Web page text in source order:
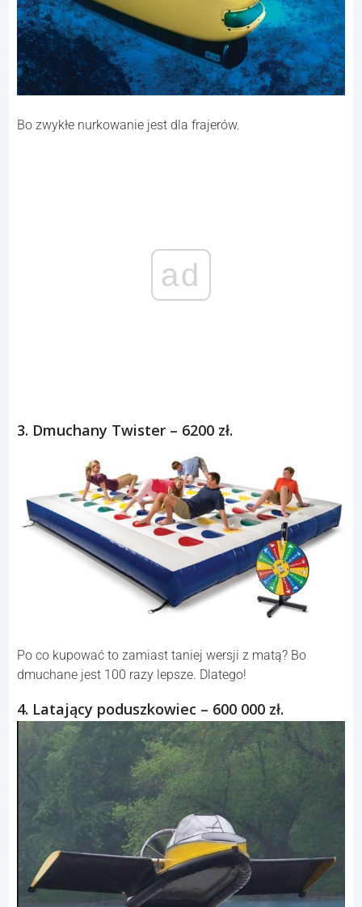
Bo zwykłe nurkowanie jest dla frajerów.
ad
3. Dmuchany Twister – 6200 zł.
Po co kupować to zamiast taniej wersji z matą? Bo
dmuchane jest 100 razy lepsze. Dlatego!
4. Latający poduszkowiec – 600 000 zł.